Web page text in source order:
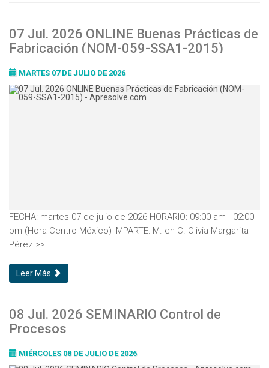
07 Jul. 2026 ONLINE Buenas Prácticas de
Fabricación (NOM-059-SSA1-2015)
MARTES 07 DE JULIO DE 2026
FECHA: martes 07 de julio de 2026 HORARIO: 09:00 am - 02:00
pm (Hora Centro México) IMPARTE: M. en C. Olivia Margarita
Pérez >>
Leer Más
08 Jul. 2026 SEMINARIO Control de
Procesos
MIÉRCOLES 08 DE JULIO DE 2026